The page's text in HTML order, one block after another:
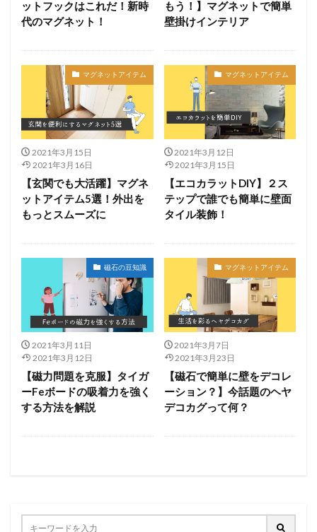
ットフックはこれだ！新時
代のマグネット！
もう！】マグネットで簡単
壁掛けインテリア
マグネットアイテム
2021年3月15日
2021年3月16日
【玄関でも大活躍】マグネ
ットアイテム5選！外出を
もっとスムーズに
マグネットアイテム
2021年3月12日
2021年3月15日
【エコカラットDIY】２ス
テップで誰でも簡単に壁面
タイル装飾！
磁石の豆知識
2021年3月11日
2021年3月12日
【磁力問題を克服】タイガ
ーFeボードの吸着力を強く
する方法を解説
マグネットアイテム
2021年3月7日
2021年3月23日
【磁石で簡単に壁をデコレ
ーション？】今話題のヘヤ
デコカグって何？